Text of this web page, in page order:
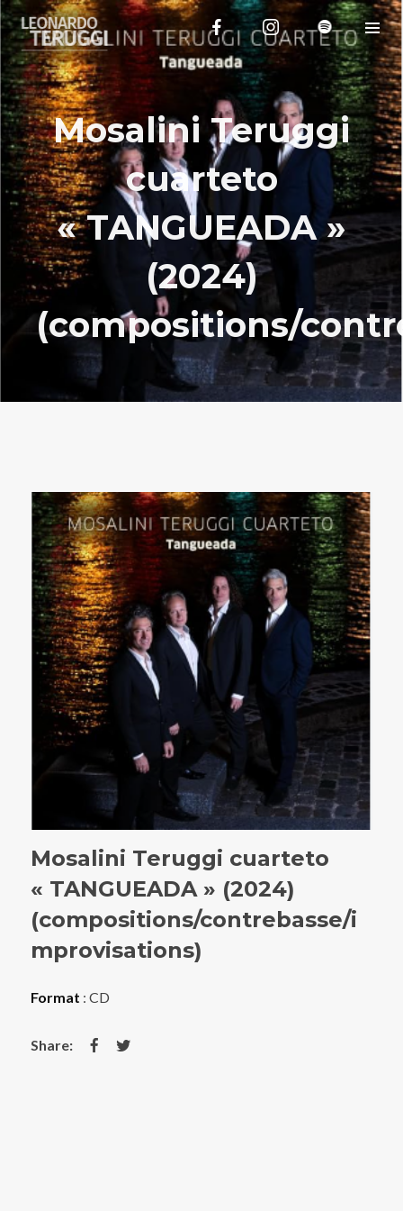
Mosalini Teruggi
cuarteto
« TANGUEADA »
(2024)
(compositions/
Mosalini Teruggi cuarteto
« TANGUEADA » (2024)
(compositions/contrebasse/i
mprovisations)
Format : CD